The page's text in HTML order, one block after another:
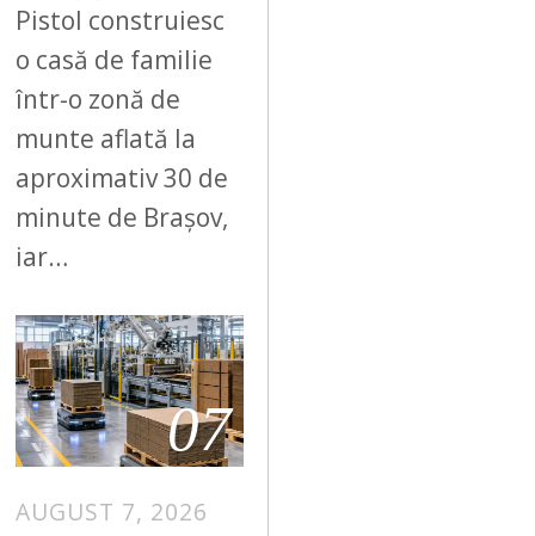
Pistol construiesc
o casă de familie
într-o zonă de
munte aflată la
aproximativ 30 de
minute de Brașov,
iar…
07
AUGUST 7, 2026